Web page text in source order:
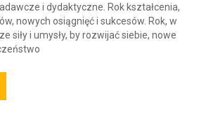
i dydaktyczne. Rok kształcenia,
nowych osiągnięć i sukcesów. Rok, w
siły i umysły, by rozwijać siebie, nowe